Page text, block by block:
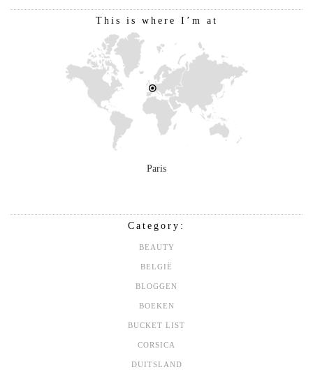
This is where I’m at
Paris
Category:
BEAUTY
BELGIË
BLOGGEN
BOEKEN
BUCKET LIST
CORSICA
DUITSLAND